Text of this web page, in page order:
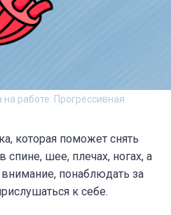
на работе: Прогрессивная
которая поможет снять
шее, плечах, ногах, а
понаблюдать за
к себе.